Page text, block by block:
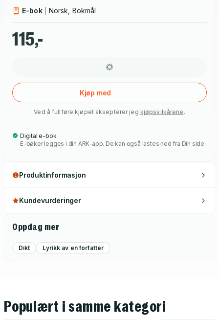
E-bok
Norsk, Bokmål
115,-
Kjøp med
Ved å fullføre kjøpet aksepterer jeg kjøpsvilkårene .
Digital e-bok
E-bøker legges i din ARK-app. De kan også lastes ned fra Din side.
Produktinformasjon
Kundevurderinger
Oppdag mer
Dikt Lyrikk av en forfatter
Populært i samme kategori